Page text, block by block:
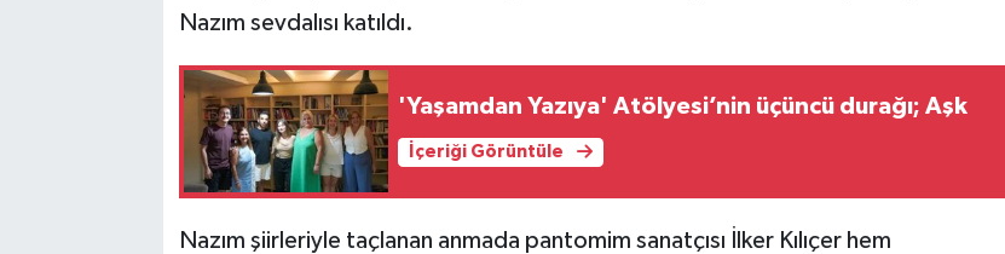
Nazım sevdalısı katıldı.
'Yaşamdan Yazıya' Atölyesi’nin üçüncü durağı; Aşk
İçeriği Görüntüle
Nazım şiirleriyle taçlanan anmada pantomim sanatçısı İlker Kılıçer hem